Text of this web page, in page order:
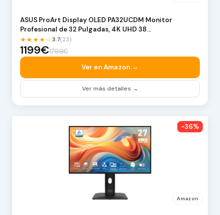
ASUS ProArt Display OLED PA32UCDM Monitor
Profesional de 32 Pulgadas, 4K UHD 38…
★★★★☆3.7(23)
1199€1799€
Ver en Amazon →
Ver más detalles →
-36%
Amazon